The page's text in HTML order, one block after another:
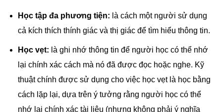
Học tập đa phương tiện: là cách một người sử dụng
cả kích thích thính giácvà thị giácđể tìm hiểu thông tin.
Học vẹt: là ghi nhớ thông tin để người học có thể nhớ
lại chính xác cách mà nó đã được đọc hoặc nghe. Kỹ
thuật chính được sử dụng cho việc học vẹt là học bằng
cách lặp lại, dựa trên ý tưởng rằng người học có thể
nhớ lại chính xác tài liệu (nhưng không phải ý nghĩa